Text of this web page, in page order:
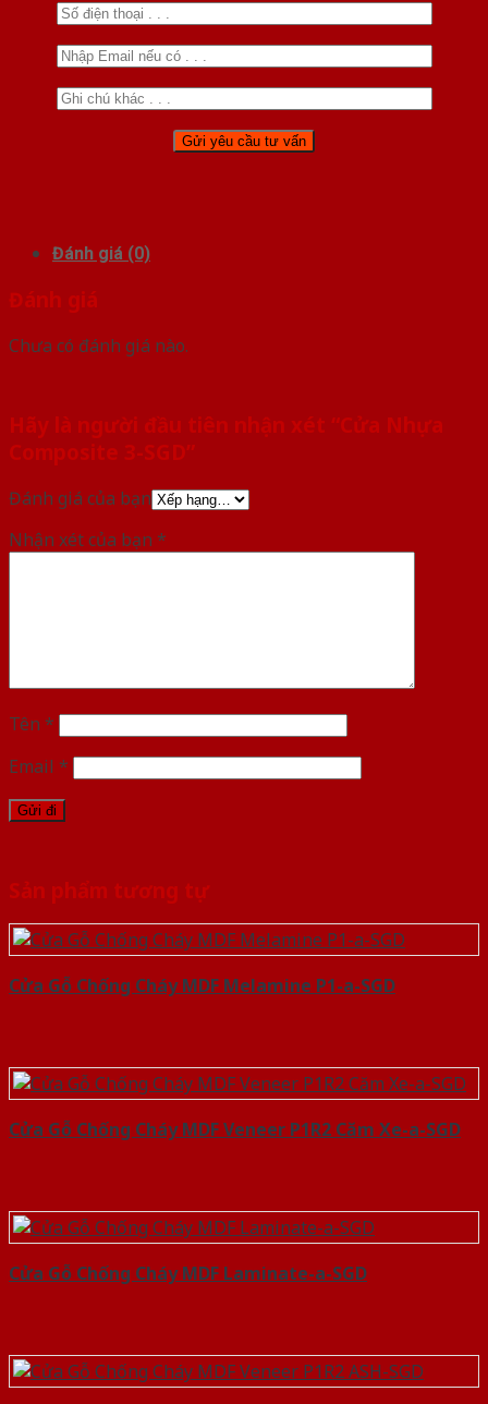
Đánh giá (0)
Đánh giá
Chưa có đánh giá nào.
Hãy là người đầu tiên nhận xét “Cửa Nhựa
Composite 3-SGD”
Đánh giá của bạn
Nhận xét của bạn *
Tên *
Email *
Sản phẩm tương tự
Cửa Gỗ Chống Cháy MDF Melamine P1-a-SGD
Cửa Gỗ Chống Cháy MDF Veneer P1R2 Căm Xe-a-SGD
Cửa Gỗ Chống Cháy MDF Laminate-a-SGD